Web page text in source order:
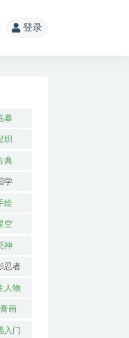
登录
摹
织
典
学
绘
空
神
忍者
人物
画
入门